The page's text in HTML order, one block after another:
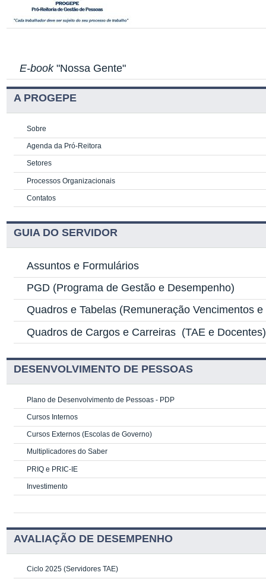
E-book"Nossa Gente"
A PROGEPE
Sobre
Agenda da Pró-Reitora
Setores
Processos Organizacionais
Contatos
GUIA DO SERVIDOR
Assuntos e Formulários
PGD (Programa de Gestão e Desempenho)
Quadros e Tabelas (Remuneração Vencimentos
Quadros de Cargos e Carreiras (TAE e Docentes)
DESENVOLVIMENTO DE PESSOAS
Plano de Desenvolvimento de Pessoas - PDP
Cursos Internos
Cursos Externos (Escolas de Governo)
Multiplicadores do Saber
PRIQ e PRIC-IE
Investimento
AVALIAÇÃO DE DESEMPENHO
Ciclo 2025 (Servidores TAE)